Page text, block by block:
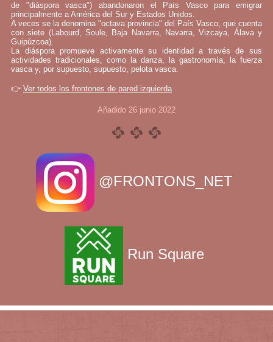
de "diáspora vasca") abandonaron el País Vasco para emigrar
principalmente a América del Sur y Estados Unidos.
A veces se la denomina "octava provincia" del País Vasco, que cuenta
con siete (Labourd, Soule, Baja Navarra, Navarra, Vizcaya, Álava y
Guipúzcoa).
La diáspora promueve activamente su identidad a través de sus
actividades tradicionales, como la danza, la gastronomía, la fuerza
vasca y, por supuesto, supuesto, pelota vasca.
👉 Ver todos los frontones de pared izquierda
Añadido 26 junio 2022
@FRONTONS_NET
Run Square